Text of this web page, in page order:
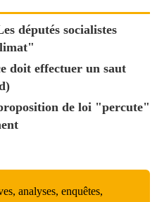
députés socialistes
doit effectuer un saut
de loi "percute"
analyses, enquêtes,